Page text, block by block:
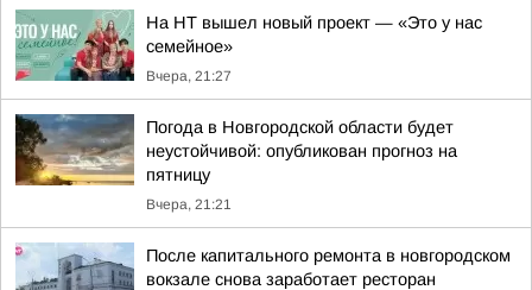
На НТ вышел новый проект — «Это у нас
семейное»
Вчера, 21:27
Погода в Новгородской области будет
неустойчивой: опубликован прогноз на
пятницу
Вчера, 21:21
После капитального ремонта в новгородском
вокзале снова заработает ресторан